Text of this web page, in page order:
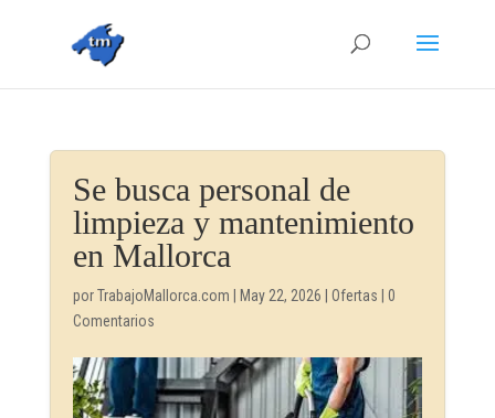
Se busca personal de
limpieza y mantenimiento
en Mallorca
porTrabajoMallorca.com May 22, 2026 Ofertas
0
Comentarios